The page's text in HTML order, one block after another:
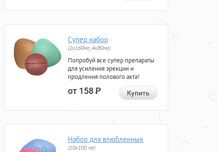
Супер набор
(2х160мг, 4х80мг)
Попробуй все супер препараты
для усиления эрекции и
продления полового акта!
от 158Р Купить
Набор для влюбленных
(10х100 мг)